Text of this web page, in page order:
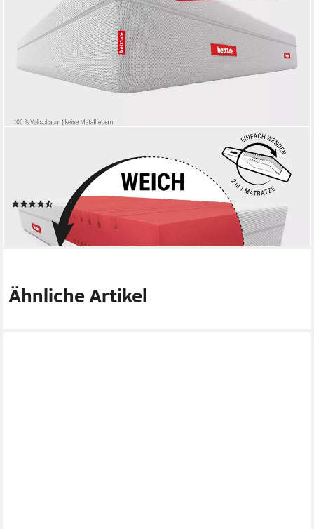
Boxspringmatratze BODYGUARD Boxspring Matratze Weich, 28
cm hoch, atmungsaktiver HyBreeze® Funktionsbezug, aus 100 %
(3)
ab 339,00 €
lieferbar - in 5-6 Werktagen bei dir
Ähnliche Artikel